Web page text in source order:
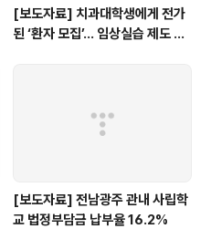
[보도자료] 치과대학생에게 전가
된 ‘환자 모집’… 임상실습 제도 개
[보도자료] 전남광주 관내 사립학
교 법정부담금 납부율 16.2%